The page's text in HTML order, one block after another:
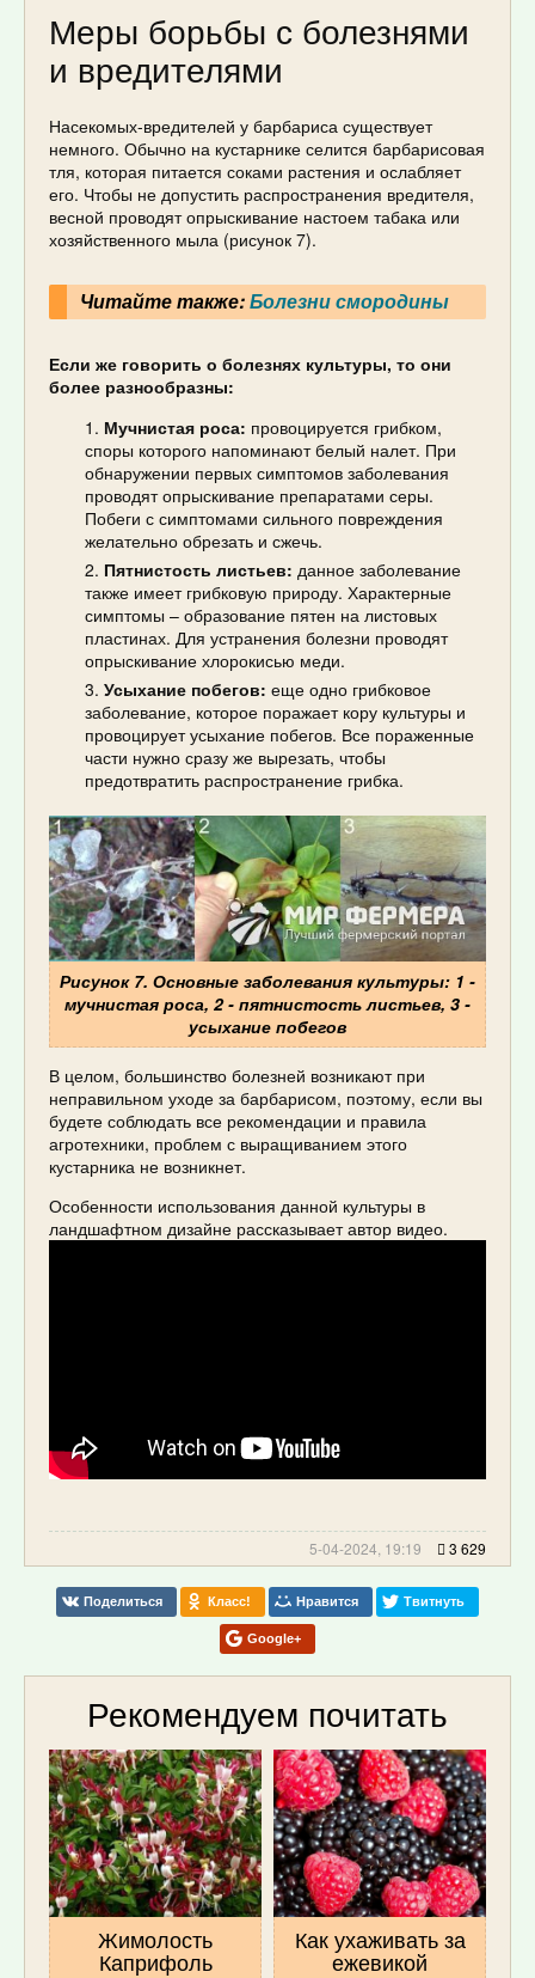
Меры борьбы с болезнями
и вредителями
Насекомых-вредителей у барбариса существует
немного. Обычно на кустарнике селится барбарисовая
тля, которая питается соками растения и ослабляет
его. Чтобы не допустить распространения вредителя,
весной проводят опрыскивание настоем табака или
хозяйственного мыла (рисунок 7).
Читайте также:Болезни смородины
Если же говорить о болезнях культуры, то они
более разнообразны:
Мучнистая роса: провоцируется грибком,
споры которого напоминают белый налет. При
обнаружении первых симптомов заболевания
проводят опрыскивание препаратами серы.
Побеги с симптомами сильного повреждения
желательно обрезать и сжечь.
Пятнистость листьев: данное заболевание
также имеет грибковую природу. Характерные
симптомы – образование пятен на листовых
пластинах. Для устранения болезни проводят
опрыскивание хлорокисью меди.
Усыхание побегов: еще одно грибковое
заболевание, которое поражает кору культуры и
провоцирует усыхание побегов. Все пораженные
части нужно сразу же вырезать, чтобы
предотвратить распространение грибка.
Рисунок 7. Основные заболевания культуры: 1 -
мучнистая роса, 2 - пятнистость листьев, 3 -
усыхание побегов
В целом, большинство болезней возникают при
неправильном уходе за барбарисом, поэтому, если вы
будете соблюдать все рекомендации и правила
агротехники, проблем с выращиванием этого
кустарника не возникнет.
Особенности использования данной культуры в
ландшафтном дизайне рассказывает автор видео.
5-04-2024, 19:19 3 629
Поделиться Класс! Нравится Твитнуть
Google+
Рекомендуем почитать
Жимолость
Каприфоль
Как ухаживать за
ежевикой